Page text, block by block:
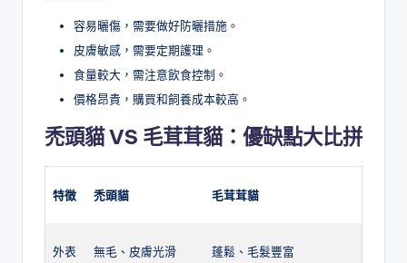
容易曬傷，需要做好防曬措施。
皮膚敏感，需要定期護理。
食量較大，需注意飲食控制。
價格昂貴，購買和飼養成本較高。
禿頭貓 VS 毛茸茸貓：優缺點大比拼
特徵 禿頭貓 毛茸茸貓
外表 無毛、皮膚光滑 蓬鬆、毛髮豐富